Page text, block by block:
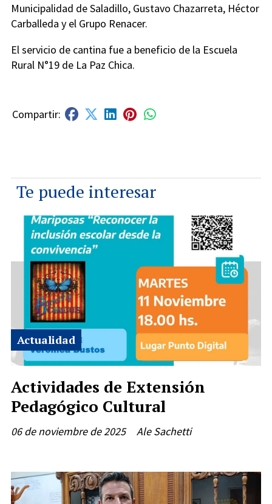
Municipalidad de Saladillo, Gustavo Chazarreta, Héctor
Carballeda y el Grupo Renacer.
El servicio de cantina fue a beneficio de la Escuela
Rural N°19 de La Paz Chica.
Te puede interesar
Actividades de Extensión
Pedagógico Cultural
Ale Sachetti
Actualidad
06 de noviembre de 2025